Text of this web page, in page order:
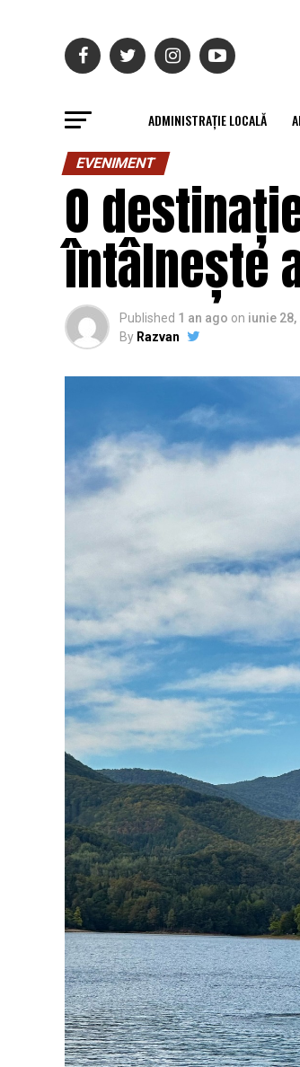
ADMINISTRAȚIE LOCALĂ
EVENIMENT
O
întâlnește
Published 1 an ago on iunie 28,
By Razvan